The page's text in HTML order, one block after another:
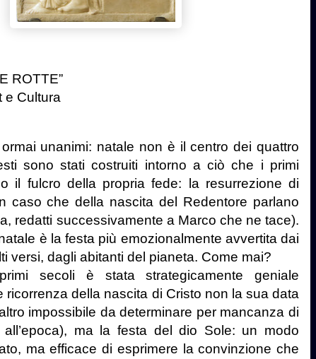
ROTTE”
e Cultura
unanimi: natale non è il centro dei quattro
sono stati costruiti intorno a ciò che i primi
il fulcro della propria fede: la resurrezione di
caso che della nascita del Redentore parlano
redatti successivamente a Marco che ne tace).
è la festa più emozionalmente avvertita dai
versi, dagli abitanti del pianeta. Come mai?
secoli è stata strategicamente geniale
ricorrenza della nascita di Cristo non la sua data
impossibile da determinare per mancanza di
all’epoca), ma la festa del dio Sole: un modo
ma efficace di esprimere la convinzione che